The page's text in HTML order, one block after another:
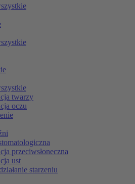
twarzy
oczu
przeciwsłoneczna
ust
starzeniu